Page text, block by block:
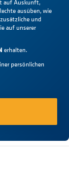
auf Auskunft,
ausüben, wie
und
auf unserer
erhalten.
persönlichen